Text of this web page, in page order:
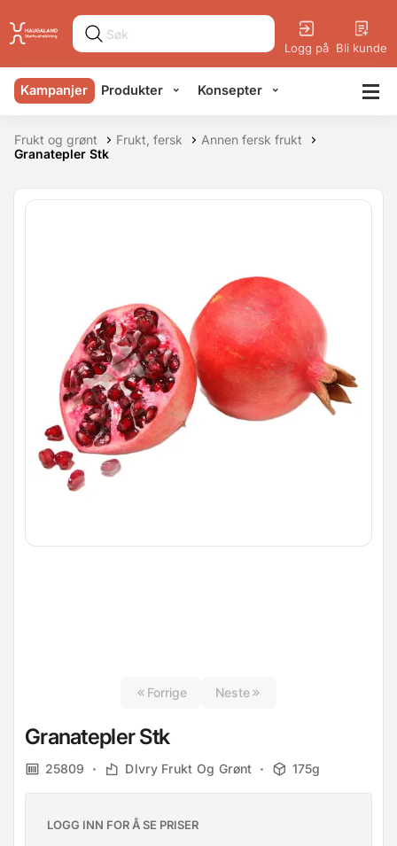
Logg på Bli kunde
Kampanjer Produkter Konsepter
Frukt og grønt Frukt, fersk
Annen fersk frukt
Granatepler Stk
Forrige Neste
Granatepler Stk
25809 Dlvry Frukt Og Grønt 175g
LOGG INN FOR Å SE PRISER